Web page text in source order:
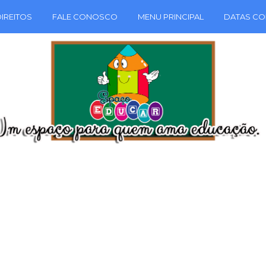
FALE CONOSCO MENU PRINCIPAL DATAS